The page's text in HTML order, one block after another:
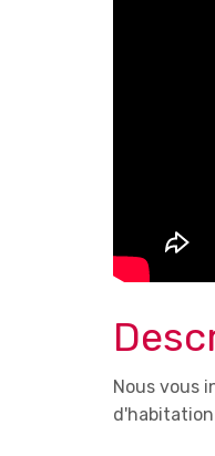
Nous vous
d'habitation